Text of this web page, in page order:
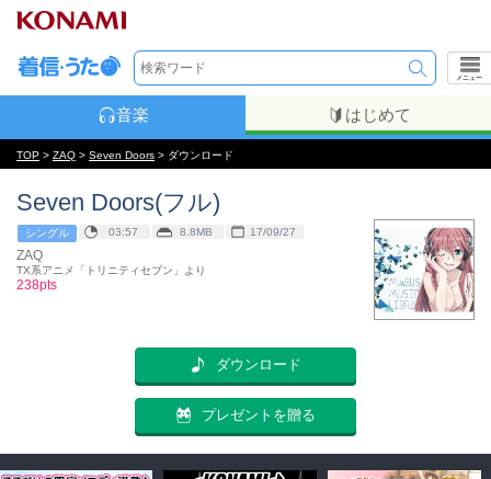
メニュー
音楽 はじめて
TOP > ZAQ > Seven Doors > ダウンロード
Seven Doors(フル)
シングル 03:57 8.8MB 17/09/27
ZAQ
TX系アニメ「トリニティセブン」より
238pts
ダウンロード
プレゼントを贈る